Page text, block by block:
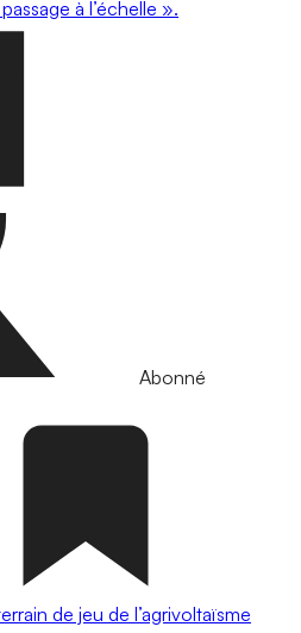
à l’échelle ».
Abonné
de jeu de l’agrivoltaïsme